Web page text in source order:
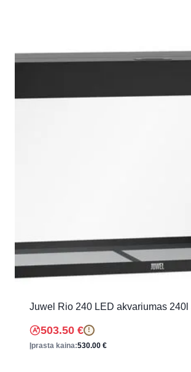
Juwel Rio 240 LED akvariumas 240l
503.50 € !
Įprasta kaina:530.00 €